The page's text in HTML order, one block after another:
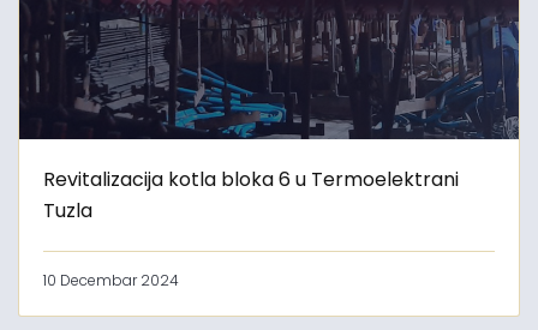
Revitalizacija kotla bloka 6 u Termoelektrani
Tuzla
10 Decembar 2024